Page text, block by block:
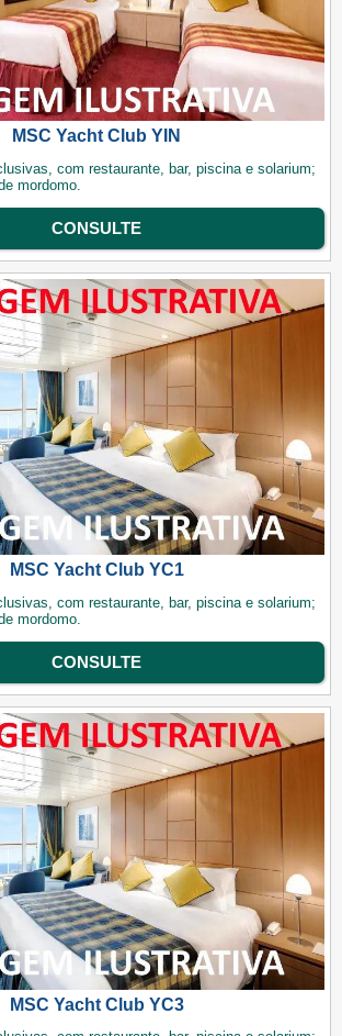
MSC Yacht Club YIN
com restaurante, bar, piscina e solarium;
mordomo.
CONSULTE
MSC Yacht Club YC1
com restaurante, bar, piscina e solarium;
mordomo.
CONSULTE
MSC Yacht Club YC3